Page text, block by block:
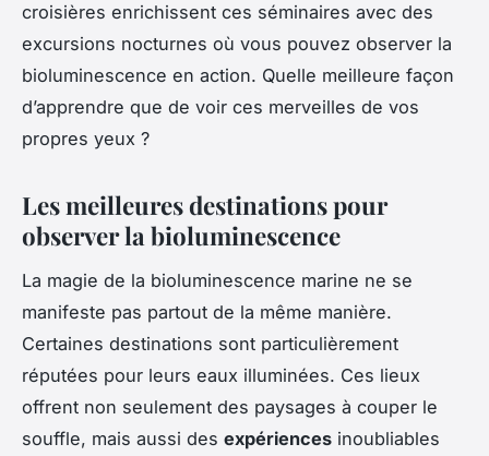
croisières enrichissent ces séminaires avec des
excursions nocturnes où vous pouvez observer la
bioluminescence en action. Quelle meilleure façon
d’apprendre que de voir ces merveilles de vos
propres yeux ?
Les meilleures destinations pour
observer la bioluminescence
La magie de la bioluminescence marine ne se
manifeste pas partout de la même manière.
Certaines destinations sont particulièrement
réputées pour leurs eaux illuminées. Ces lieux
offrent non seulement des paysages à couper le
souffle, mais aussi des expériences inoubliables